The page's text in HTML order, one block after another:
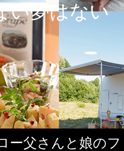
ー父さんと娘の
はない 望む